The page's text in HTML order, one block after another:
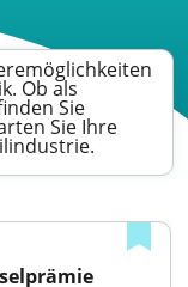
Ob als
Sie
Sie Ihre